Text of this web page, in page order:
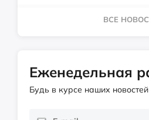
ВСЕ
Еженедельная
Будь в курсе наших новостей